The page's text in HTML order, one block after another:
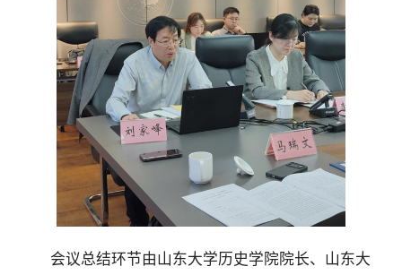
会议总结环节由山东大学历史学院院长、山东大